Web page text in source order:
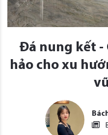
Đá nung kết -
hảo cho xu